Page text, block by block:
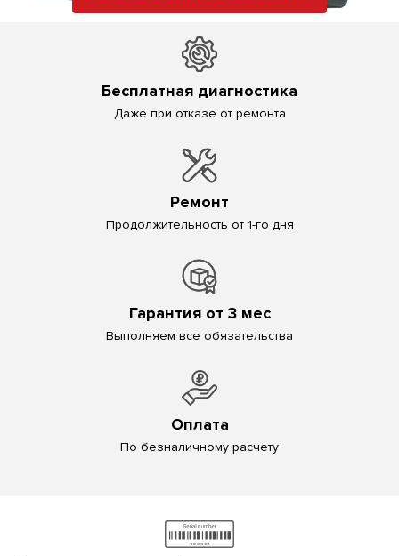
Бесплатная диагностика
Даже при отказе от ремонта
Ремонт
Продолжительность от 1-го дня
Гарантия от 3 мес
Выполняем все обязательства
Оплата
По безналичному расчету